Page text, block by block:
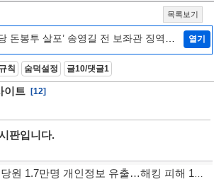
목록보기
돈봉투 살포’ 송영길 전 보좌관 징역형
열기
규칙 숨덕설정 글10/댓글1
이트
[12]
판입니다.
원 1.7만명 개인정보 유출…해킹 피해 11